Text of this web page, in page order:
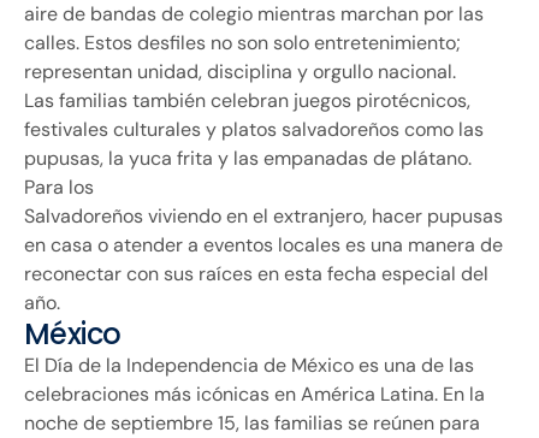
aire de bandas de colegio mientras marchan por las
calles. Estos desfiles no son solo entretenimiento;
representan unidad, disciplina y orgullo nacional.
Las familias también celebran juegos pirotécnicos,
festivales culturales y platos salvadoreños como las
pupusas, la yuca frita y las empanadas de plátano.
Para los
Salvadoreños viviendo en el extranjero, hacer pupusas
en casa o atender a eventos locales es una manera de
reconectar con sus raíces en esta fecha especial del
año.
México
El Día de la Independencia de México es una de las
celebraciones más icónicas en América Latina. En la
noche de septiembre 15, las familias se reúnen para